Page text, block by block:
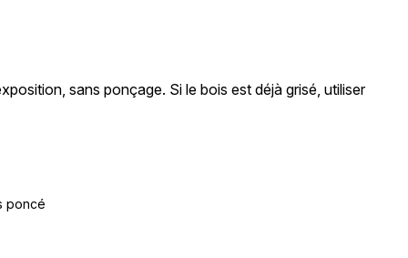
sans ponçage. Si le bois est déjà grisé, utiliser
poncé